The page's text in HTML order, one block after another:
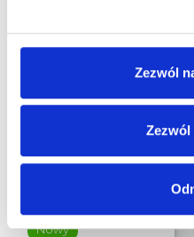
Zezwól
Zezwól
Nowy